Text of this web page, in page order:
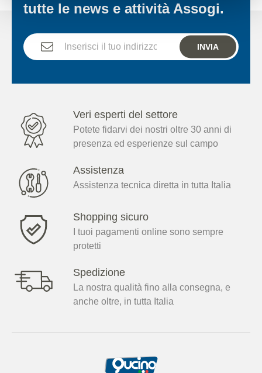
tutte le news e attività Assogi.
INVIA
Veri esperti del settore
Potete fidarvi dei nostri oltre 30 anni di
presenza ed esperienze sul campo
Assistenza
Assistenza tecnica diretta in tutta Italia
Shopping sicuro
I tuoi pagamenti online sono sempre
protetti
Spedizione
La nostra qualità fino alla consegna, e
anche oltre, in tutta Italia